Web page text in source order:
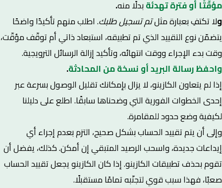
مؤقّتًا أو فترة تهدئةبدلًا منه.
ولا تكتفِ بعبارة مثلتم تسجيل طلبك. اطلب منهم تأكيدًا واضحًا
يتضمّن نوع التقييد الذي تم تطبيقه، استبعاد ذاتي أم توقّف مؤقّت،
وقت بدء الإجراء ووقت انتهائه، وتأكيد إزالة الرسائل الترويجية.
واحفظ رسالة البريد أو نسخة من المحادثة.
إذا لم يتعاون الكازينو، لا يزال بإمكانك تقليل الوصول بسرعة عبر
إحدى الخطوات الفورية التي وضحناها سابقًا. اطلع على دليلنا
لكيفية وضع حدود للمقامرة.
وإلى أن يتم تقييد الحساب بشكل صحيح، التزم بعدم إجراء أي
إيداعات جديدة، واسحب الرصيد المتبقي إن أمكن. كذلك، يفضل أن
تقوم بحذف تطبيقات الكازينو. إذا كان الكازينو يجعل تقييد الحساب
صعبًا، فهذا سبب قوي لتجنّبه تمامًا مستقبلًا.